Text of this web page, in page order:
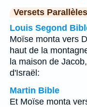
Versets Parallèles
Louis Segond
Moïse monta vers
haut de la
la maison de
d'Israël:
Martin Bible
Et Moïse monta